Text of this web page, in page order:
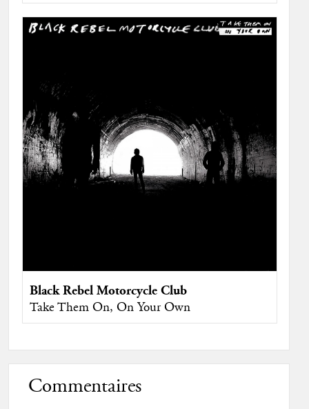
Black Rebel Motorcycle Club
Take Them On, On Your Own
Commentaires